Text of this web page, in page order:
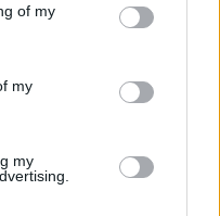
of my
my
my
–
és Ifjúsági
államtitkároknak tehették
az iskolai étkeztetés